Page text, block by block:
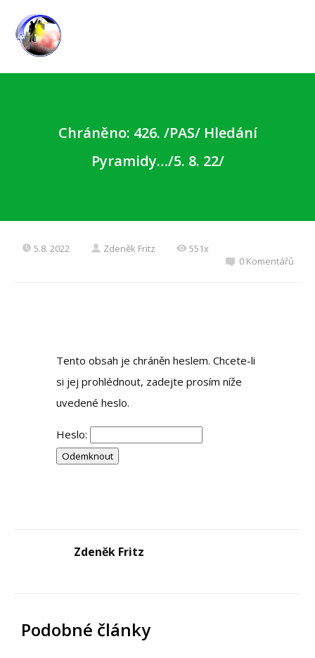
Chráněno: 426. /PAS/ Hledání
Pyramidy…/5. 8. 22/
5.8. 2022 Zdeněk Fritz
551x
0 Komentářů
Tento obsah je chráněn heslem. Chcete-li
si jej prohlédnout, zadejte prosím níže
uvedené heslo.
Heslo:
Zdeněk Fritz
Podobné články